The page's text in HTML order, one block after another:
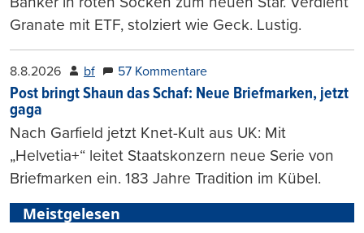
Granate mit ETF, stolziert wie Geck. Lustig.
8.8.2026 bf 57 Kommentare
Post bringt Shaun das Schaf: Neue Briefmarken, jetzt
gaga
Nach Garfield jetzt Knet-Kult aus UK: Mit
„Helvetia+“ leitet Staatskonzern neue Serie von
Briefmarken ein. 183 Jahre Tradition im Kübel.
Meistgelesen